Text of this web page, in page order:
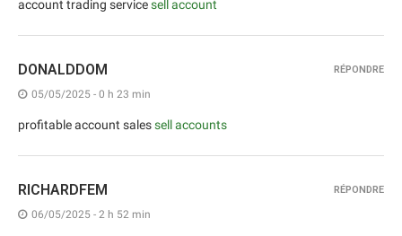
account trading servicesell account
DONALDDOM
05/05/2025 - 0 h 23 min
profitable account salessell accounts
RÉPONDRE
RICHARDFEM
06/05/2025 - 2 h 52 min
RÉPONDRE